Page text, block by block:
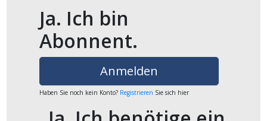
Ja. Ich bin
Abonnent.
Anmelden
Haben Sie noch kein Konto? Registrieren Sie sich hier